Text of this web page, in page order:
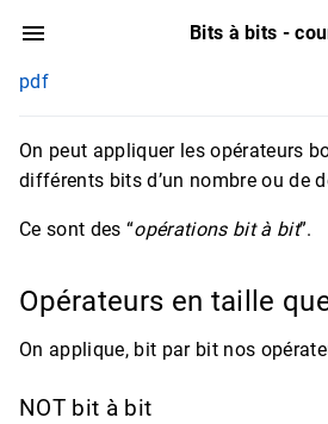
Bits à bits -
pdf
On peut appliquer les opérateurs
différents bits d’un nombre ou de
Ce sont des “opérations bit à bit”.
Opérateurs en taille
On applique, bit par bit nos
NOT bit à bit